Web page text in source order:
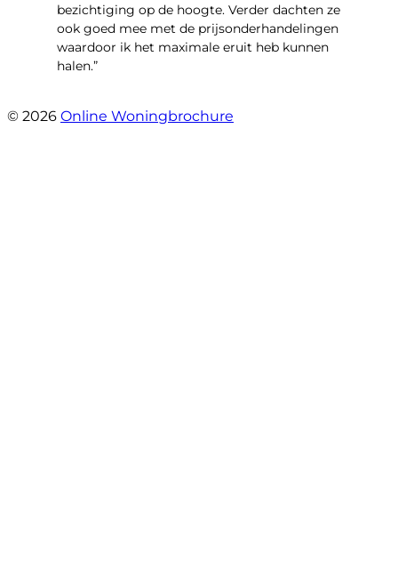
bezichtiging op de hoogte. Verder dachten ze
ook goed mee met de prijsonderhandelingen
waardoor ik het maximale eruit heb kunnen
halen.”
© 2026 Online Woningbrochure